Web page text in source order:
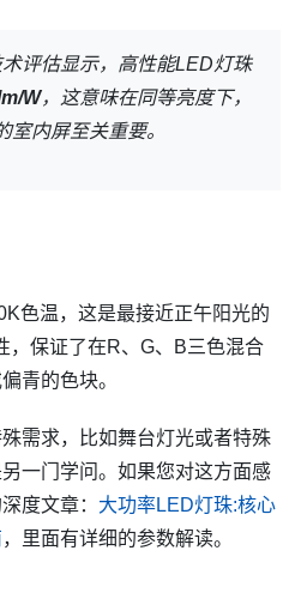
评估显示，高性能LED灯珠
W，这意味在同等亮度下，
室内屏至关重要。
色温，这是最接近正午阳光的
，保证了在R、G、B三色混合
青的色块。
需求，比如舞台灯光或者特殊
一门学问。如果您对这方面感
度文章： 大功率LED灯珠:核心
，里面有详细的参数解读。